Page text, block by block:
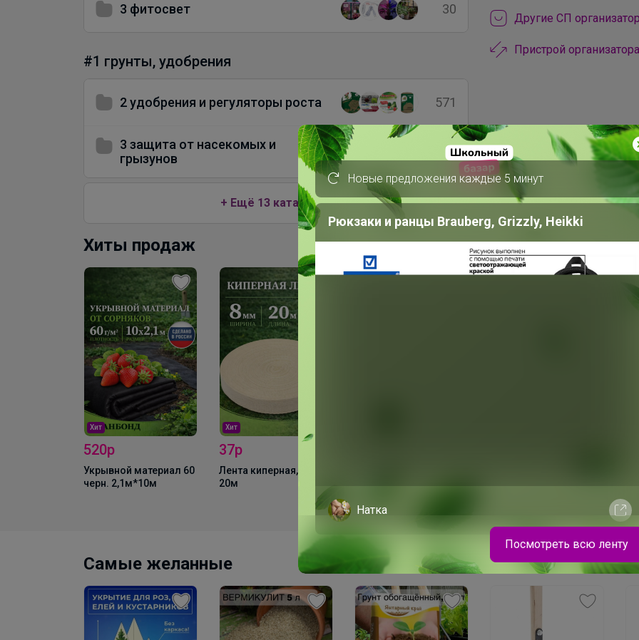
3 фитосвет 30
#1 грунты, удобрения
2 удобрения и регуляторы роста 571
3 защита от насекомых и
грызунов
293
+ Ещё 13 каталогов
Другие СП
Пристрой
Хиты продаж
Хит
520р
Укрывной материал 60
черн. 2,1м*10м
Хит
37р
Лента киперная, 8мм,
20м
моток 50м
Самые желанные
Новые предложения каждые 5 минут
Рюкзаки и ранцы Brauberg, Grizzly, Heikki
Натка
Блузка для девочки "Кружевной воротник и
вышивка"
Посмотреть всю ленту